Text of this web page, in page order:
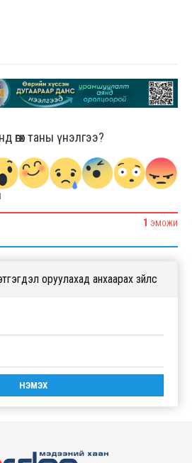
өгөх таны үнэлгээ?
1 ЭМОЖИ
оруулахад анхаарах зүйлс